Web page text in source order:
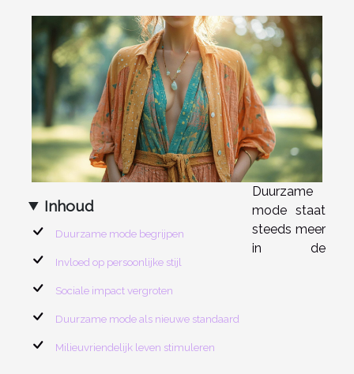
Inhoud
Duurzame mode begrijpen
Invloed op persoonlijke stijl
Sociale impact vergroten
Duurzame mode als nieuwe standaard
Milieuvriendelijk leven stimuleren
Duurzame
mode staat
steeds meer
in de